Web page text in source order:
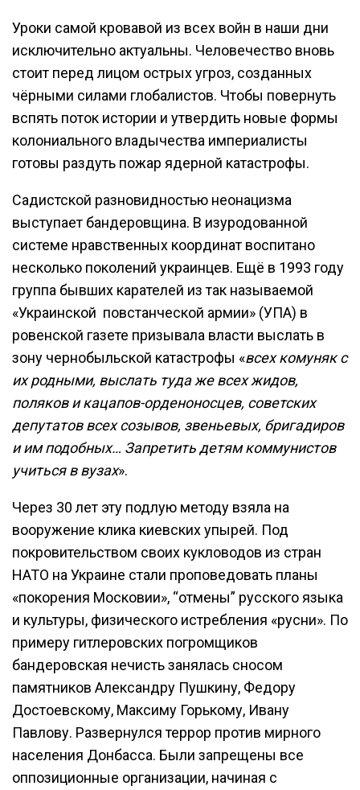
Уроки самой кровавой из всех войн в наши дни
исключительно актуальны. Человечество вновь
стоит перед лицом острых угроз, созданных
чёрными силами глобалистов. Чтобы повернуть
вспять поток истории и утвердить новые формы
колониального владычества империалисты
готовы раздуть пожар ядерной катастрофы.
Садистской разновидностью неонацизма
выступает бандеровщина. В изуродованной
системе нравственных координат воспитано
несколько поколений украинцев. Ещё в 1993 году
группа бывших карателей из так называемой
«Украинской повстанческой армии» (УПА) в
ровенской газете призывала власти выслать в
зону чернобыльской катастрофы «всех комуняк с
их родными, выслать туда же всех жидов,
поляков и кацапов-орденоносцев, советских
депутатов всех созывов, звеньевых, бригадиров
и им подобных… Запретить детям коммунистов
учиться в вузах».
Через 30 лет эту подлую методу взяла на
вооружение клика киевских упырей. Под
покровительством своих кукловодов из стран
НАТО на Украине стали проповедовать планы
«покорения Московии», “отмены” русского языка
и культуры, физического истребления «русни». По
примеру гитлеровских погромщиков
бандеровская нечисть занялась сносом
памятников Александру Пушкину, Федору
Достоевскому, Максиму Горькому, Ивану
Павлову. Развернулся террор против мирного
населения Донбасса. Были запрещены все
оппозиционные организации, начиная с